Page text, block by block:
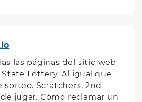
las páginas del sitio web
Lottery. Al igual que
sorteo. Scratchers. 2nd
jugar. Cómo reclamar un